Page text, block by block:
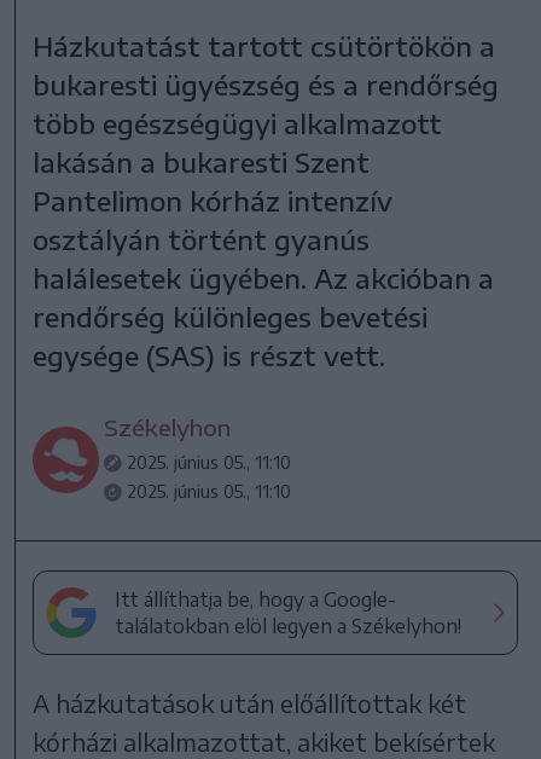
Házkutatást tartott csütörtökön a
bukaresti ügyészség és a rendőrség
több egészségügyi alkalmazott
lakásán a bukaresti Szent
Pantelimon kórház intenzív
osztályán történt gyanús
halálesetek ügyében. Az akcióban a
rendőrség különleges bevetési
egysége (SAS) is részt vett.
Székelyhon
2025. június 05., 11:10
2025. június 05., 11:10
Itt állíthatja be, hogy a Google-
találatokban elöl legyen a Székelyhon!
A házkutatások után előállítottak két
kórházi alkalmazottat, akiket bekísértek